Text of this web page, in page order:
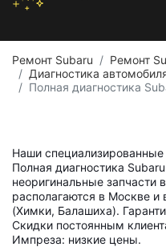
Ремонт Subaru
Ремонт
Диагностика
Полная диагностика
Наши
Полная диагностика
неоригинальные запчасти
располагаются в Москве
(Химки, Балашиха).
Скидки постоянным
Импреза: низкие цены.